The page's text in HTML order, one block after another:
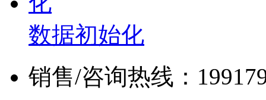
数据初始化
销售/咨询热线：